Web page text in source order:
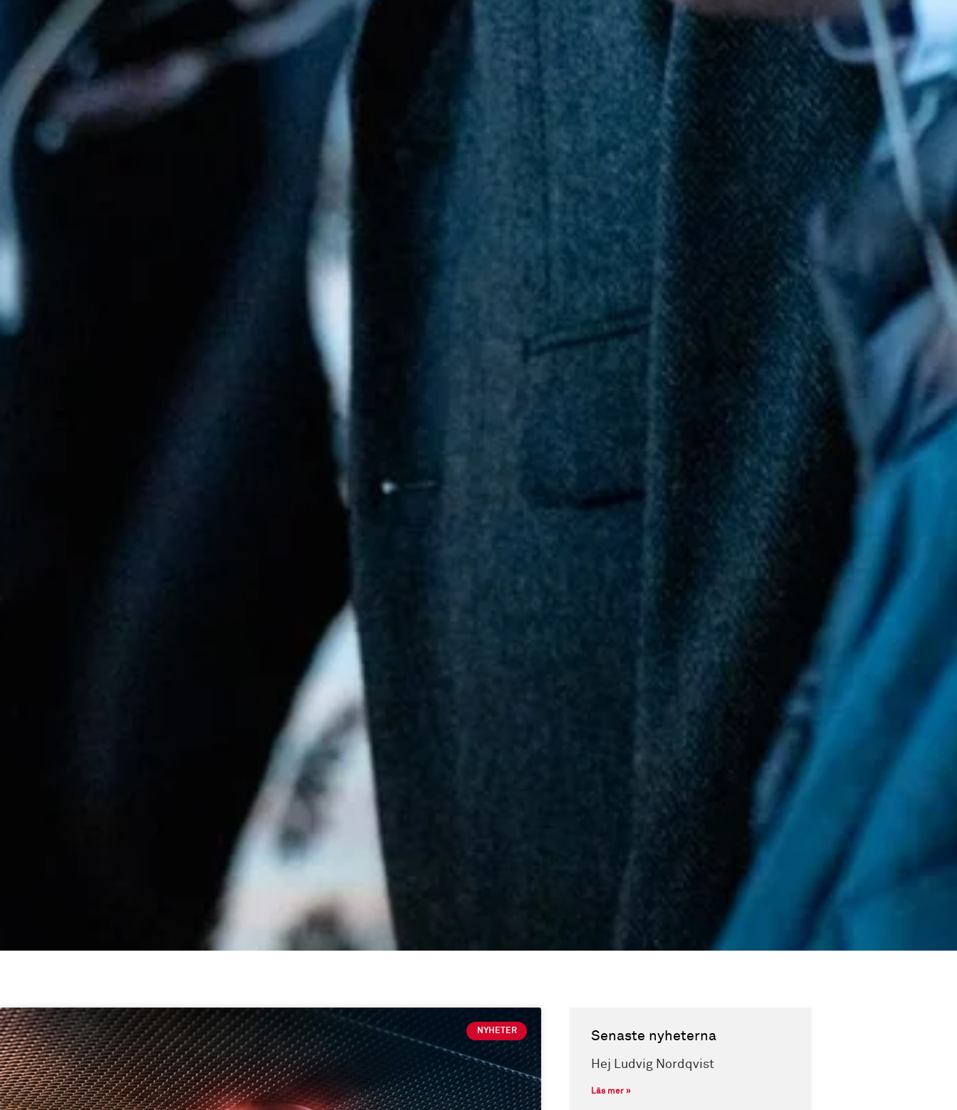
NYHETER Senaste nyheterna
Hej Ludvig Nordqvist
Läs mer »